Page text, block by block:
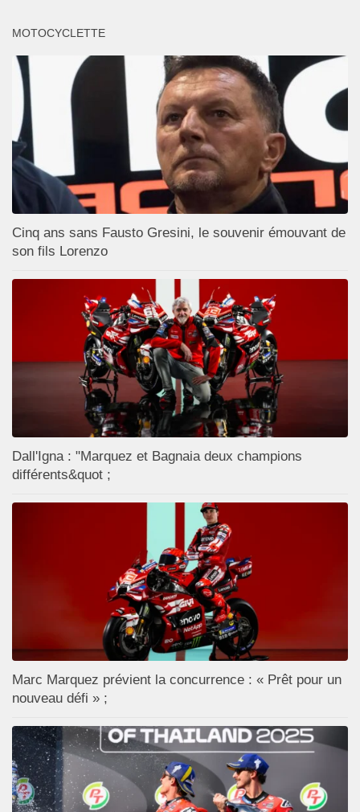
MOTOCYCLETTE
Cinq ans sans Fausto Gresini, le souvenir émouvant de
son fils Lorenzo
Dall'Igna : "Marquez et Bagnaia deux champions
différents&quot ;
Marc Marquez prévient la concurrence : « Prêt pour un
nouveau défi » ;